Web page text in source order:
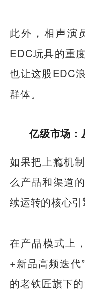
此外，相声演
EDC玩具的重
也让这股EDC
群体。
亿级市场
如果把上瘾机
么产品和渠道
续运转的核心引
在产品模式上
+新品高频迭代
的老铁匠旗下